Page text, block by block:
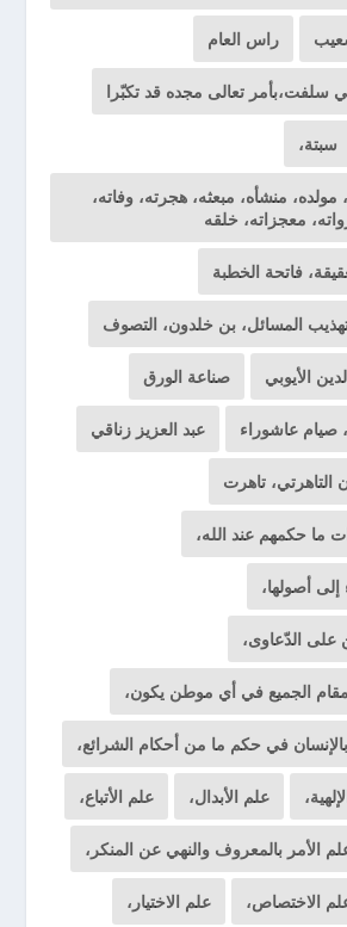
راس العام
التي سلفت،بأمر تعالى مجده قد تكبّرا
سبتة،
منشأه، مبعثه، هجرته، وفاته،
معجزاته، خلقه
فاتحة الخطبة
المسائل، بن خلدون، التصوف
الأيوبي صناعة الورق
صيام عاشوراء عبد العزيز زناقي
التاهرتي، تاهرت
ما حكمهم عند الله،
أصولها،
على الدّعاوى،
مقام الجميع في أي موطن يكون،
بالإنسان في حكم ما من أحكام الشرائع،
علم الأبدال، علم الأتباع،
الأمر بالمعروف والنهي عن المنكر،
الاختصاص، علم الاختيار،